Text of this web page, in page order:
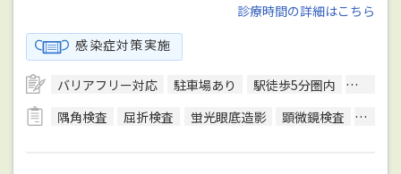
診療時間の詳細はこちら
感染症対策実施
バリアフリー対応 駐車場あり 駅徒歩5分圏内
日本眼
隅角検査
屈折検査 蛍光眼底造影 顕微鏡検査 光干